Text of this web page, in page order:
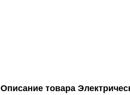
Описание товара